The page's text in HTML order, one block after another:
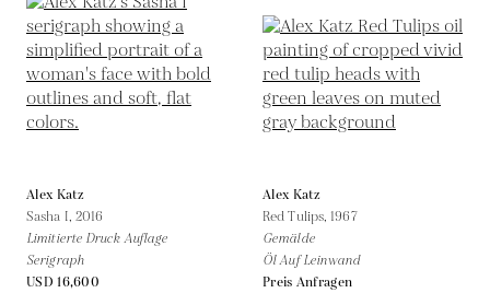
Alex Katz
Sasha I, 2016
Limitierte Druck Auflage
Serigraph
USD 16,600
Alex Katz
Red Tulips,1967
Gemälde
Öl Auf Leinwand
Preis Anfragen